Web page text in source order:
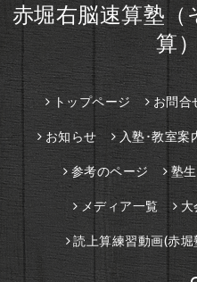
赤堀右脳速算塾
算
トップページ お問合
お知らせ 入塾･教室案
参考のページ 塾
メディア一覧 大
読上算練習動画(赤堀